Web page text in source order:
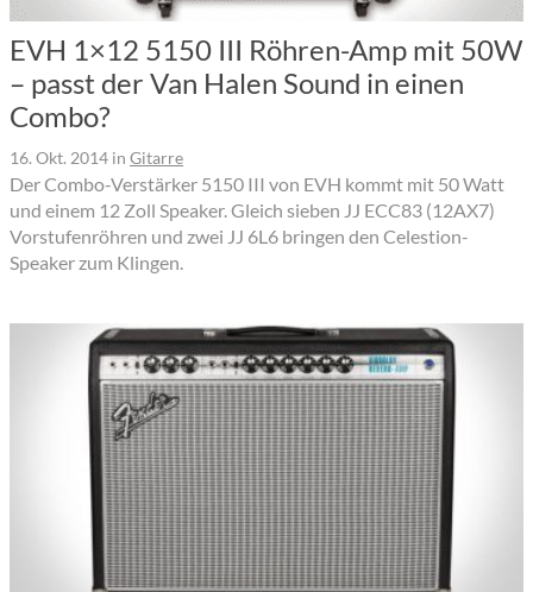
EVH 1×12 5150 III Röhren-Amp mit 50W
– passt der Van Halen Sound in einen
Combo?
16. Okt. 2014 in Gitarre
Der Combo-Verstärker 5150 III von EVH kommt mit 50 Watt
und einem 12 Zoll Speaker. Gleich sieben JJ ECC83 (12AX7)
Vorstufenröhren und zwei JJ 6L6 bringen den Celestion-
Speaker zum Klingen.